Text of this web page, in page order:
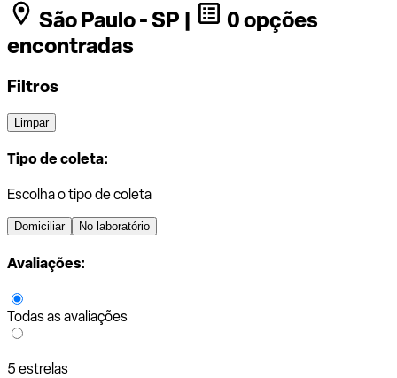
São Paulo - SP |
0 opções
encontradas
Filtros
Limpar
Tipo de coleta:
Escolha o tipo de coleta
Domiciliar No laboratório
Avaliações:
Todas as avaliações
5 estrelas